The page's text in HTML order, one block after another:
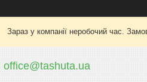
Зараз у компанії неробочий час.
office@tashuta.ua